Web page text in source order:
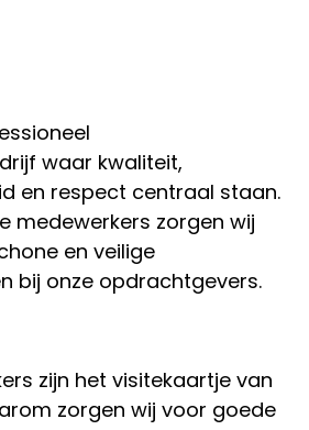
waar kwaliteit,
en respect centraal staan.
medewerkers zorgen wij
en veilige
bij onze opdrachtgevers.
zijn het visitekaartje van
zorgen wij voor goede